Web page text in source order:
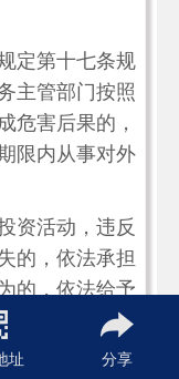
定第十七条规
主管部门按照
危害后果的，
限内从事对外
资活动，违反
的，依法承担
的，依法给予
追究刑事责
址 分享